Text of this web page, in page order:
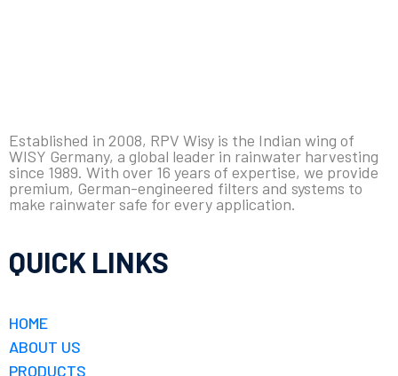
Established in 2008, RPV Wisy is the Indian wing of
WISY Germany, a global leader in rainwater harvesting
since 1989. With over 16 years of expertise, we provide
premium, German-engineered filters and systems to
make rainwater safe for every application.
QUICK LINKS
HOME
ABOUT US
PRODUCTS